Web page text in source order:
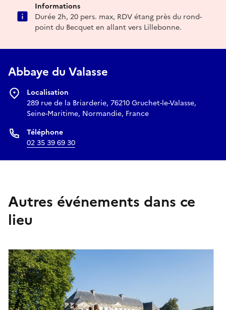
Informations
Durée 2h, 20 pers. max, RDV étang près du rond-
point du Becquet en allant vers Lillebonne.
Abbaye du Valasse
Localisation
289 rue de la Briarderie, 76210 Gruchet-le-Valasse,
Seine-Maritime, Normandie, France
Téléphone
02 35 39 69 30
Autres événements dans ce
lieu